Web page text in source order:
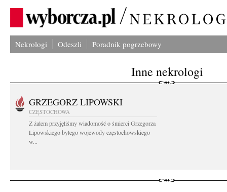
Nekrologi Odeszli Poradnik pogrzebowy
Inne nekrologi
GRZEGORZ LIPOWSKI
CZĘSTOCHOWA
Z żalem przyjęliśmy wiadomość o śmierci Grzegorza
Lipowskiego byłego wojewody częstochowskiego
w...